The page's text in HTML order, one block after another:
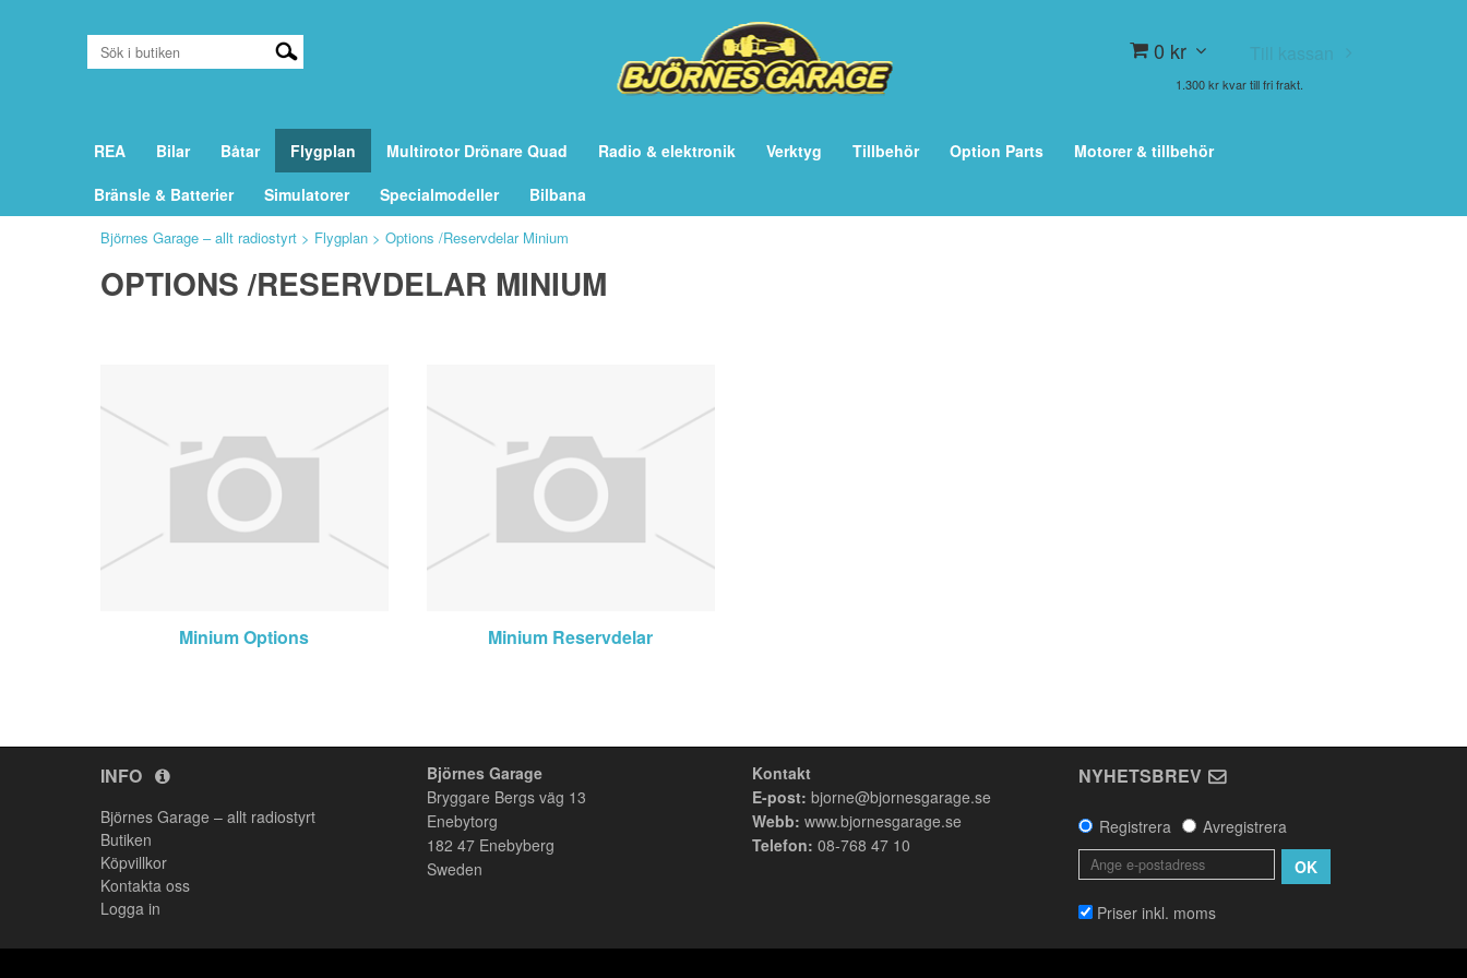
0 kr Till kassan
1.300 kr kvar till fri frakt.
REA Bilar Båtar Flygplan Multirotor Drönare Quad Radio & elektronik Verktyg Tillbehör Option Parts
Motorer & tillbehör
Bränsle & Batterier
Simulatorer Specialmodeller Bilbana
Björnes Garage – allt radiostyrt > Flygplan > Options /Reservdelar Minium
OPTIONS /RESERVDELAR MINIUM
Minium Options Minium Reservdelar
INFO
Björnes Garage – allt radiostyrt
Butiken
Köpvillkor
Kontakta oss
Logga in
Björnes Garage
Bryggare Bergs väg 13
Enebytorg
182 47 Enebyberg
Sweden
Kontakt
E-post: bjorne@bjornesgarage.se
Webb:www.bjornesgarage.se
Telefon: 08-768 47 10
NYHETSBREV
Registrera
Avregistrera
OK
Priser inkl. moms